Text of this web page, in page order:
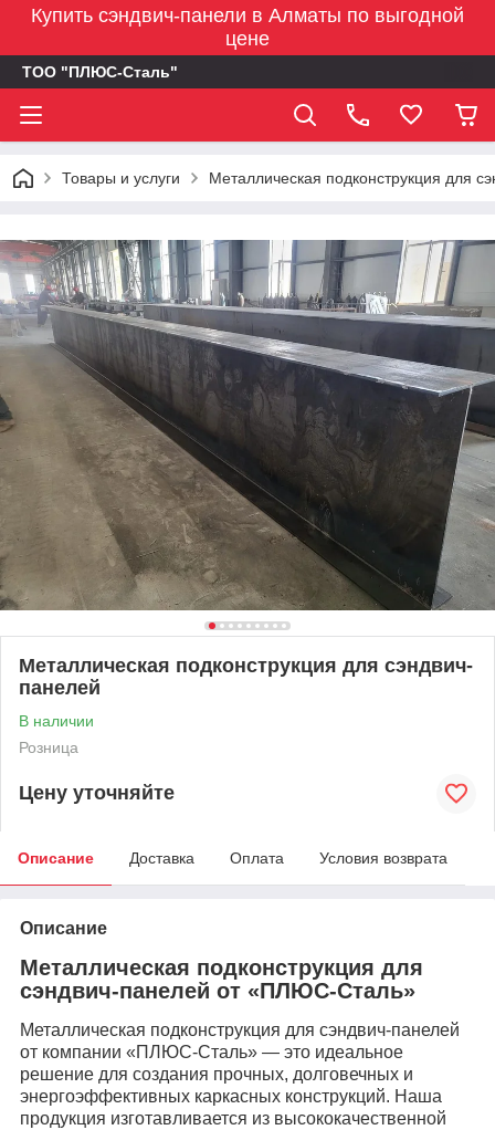
Купить сэндвич-панели в Алматы по выгодной
цене
ТОО "ПЛЮС-Сталь"
Товары и услуги Металлическая подконструкция для
Металлическая подконструкция для сэндвич-
панелей
В наличии
Розница
Цену уточняйте
Описание Доставка Оплата Условия возврата
Описание
Металлическая подконструкция для
сэндвич-панелей от «ПЛЮС-Сталь»
Металлическая подконструкция для сэндвич-панелей
от компании «ПЛЮС-Сталь» — это идеальное
решение для создания прочных, долговечных и
энергоэффективных каркасных конструкций. Наша
продукция изготавливается из высококачественной